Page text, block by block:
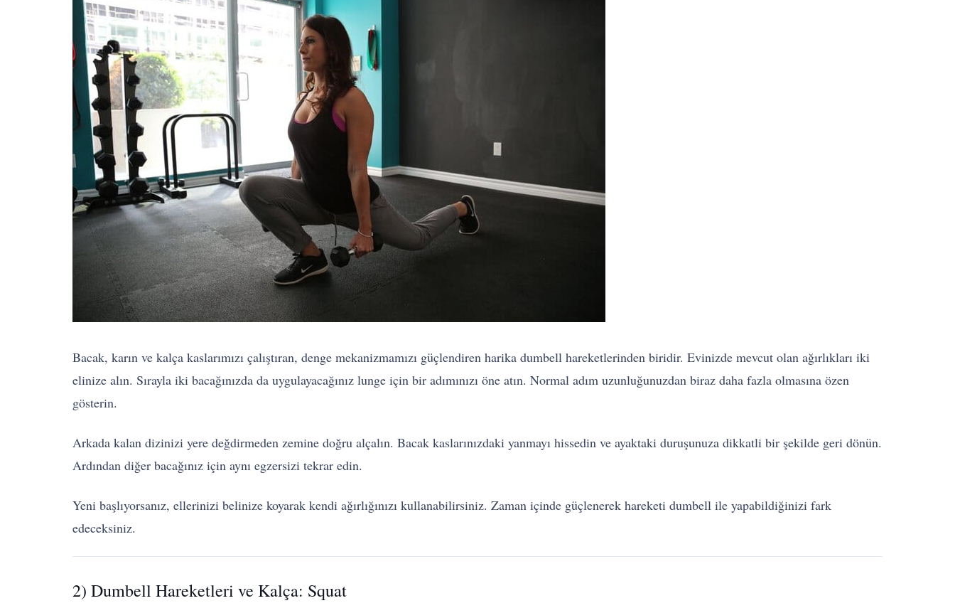
Bacak, karın ve kalça kaslarımızı çalıştıran, denge mekanizmamızı güçlendiren harika dumbell hareketlerinden biridir. Evinizde mevcut olan ağırlıkları iki
elinize alın. Sırayla iki bacağınızda da uygulayacağınız lunge için bir adımınızı öne atın. Normal adım uzunluğunuzdan biraz daha fazla olmasına özen
gösterin.
Arkada kalan dizinizi yere değdirmeden zemine doğru alçalın. Bacak kaslarınızdaki yanmayı hissedin ve ayaktaki duruşunuza dikkatli bir şekilde geri dönün.
Ardından diğer bacağınız için aynı egzersizi tekrar edin.
Yeni başlıyorsanız, ellerinizi belinize koyarak kendi ağırlığınızı kullanabilirsiniz. Zaman içinde güçlenerek hareketi dumbell ile yapabildiğinizi fark
edeceksiniz.
2) Dumbell Hareketleri ve Kalça: Squat